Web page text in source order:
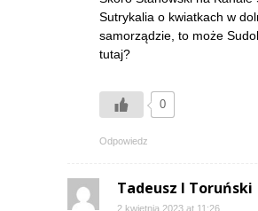
Sutrykalia o kwiatkach w
samorządzie, to może
tutaj?
0
Odpowiedz
Tadeusz I Toruński
2 kwietnia 2023 at 11:26